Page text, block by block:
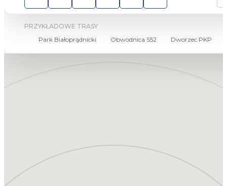
PRZYKŁADOWE TRASY
Park Białoprądnicki
Obwodnica S52 Dworzec PKP